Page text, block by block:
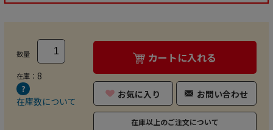
数量
在庫： 8
在庫数について
カートに入れる
お気に入り お問い合わせ
在庫以上のご注文について